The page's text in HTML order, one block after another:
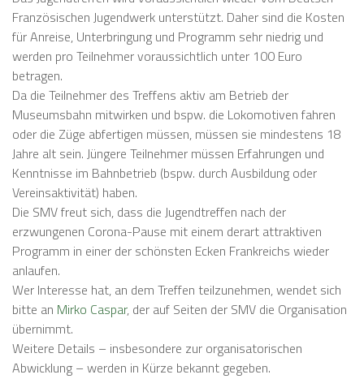
Französischen Jugendwerk unterstützt. Daher sind die Kosten
für Anreise, Unterbringung und Programm sehr niedrig und
werden pro Teilnehmer voraussichtlich unter 100 Euro
betragen.
Da die Teilnehmer des Treffens aktiv am Betrieb der
Museumsbahn mitwirken und bspw. die Lokomotiven fahren
oder die Züge abfertigen müssen, müssen sie mindestens 18
Jahre alt sein. Jüngere Teilnehmer müssen Erfahrungen und
Kenntnisse im Bahnbetrieb (bspw. durch Ausbildung oder
Vereinsaktivität) haben.
Die SMV freut sich, dass die Jugendtreffen nach der
erzwungenen Corona-Pause mit einem derart attraktiven
Programm in einer der schönsten Ecken Frankreichs wieder
anlaufen.
Wer Interesse hat, an dem Treffen teilzunehmen, wendet sich
bitte an Mirko Caspar, der auf Seiten der SMV die Organisation
übernimmt.
Weitere Details – insbesondere zur organisatorischen
Abwicklung – werden in Kürze bekannt gegeben.